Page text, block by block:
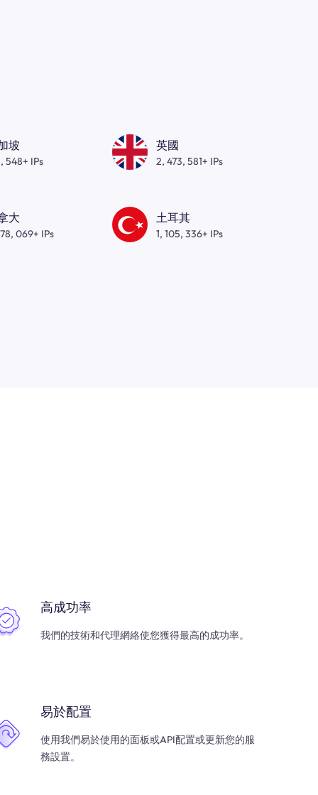
坡
548+ IPs
英國
2, 473, 581+ IPs
大
069+ IPs
土耳其
1, 105, 336+ IPs
高成功率
我們的技術和代理網絡使您獲得最高的成功率。
易於配置
使用我們易於使用的面板或API配置或更新您的服
務設置。